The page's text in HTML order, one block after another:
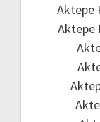
Aktepe
Aktepe